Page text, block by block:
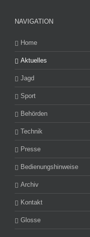
NAVIGATION
Home
Aktuelles
Jagd
Sport
Behörden
Technik
Presse
Bedienungshinweise
Archiv
Kontakt
Glosse